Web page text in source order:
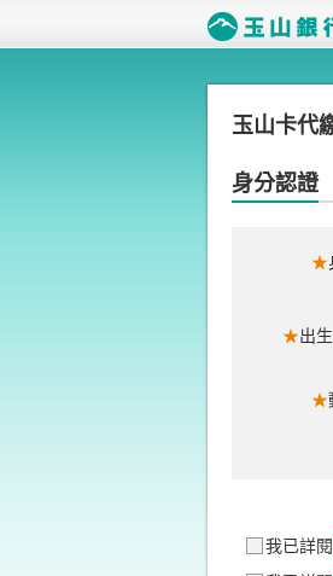
玉山卡代
身分認證
★
★出
★
我已詳閱